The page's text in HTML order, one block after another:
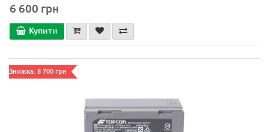
6 600 грн
Купити
Знижка: 8 700 грн